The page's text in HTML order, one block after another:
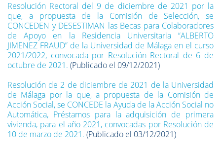
Resolución Rectoral del 9 de diciembre de 2021 por la
que, a propuesta de la Comisión de Selección, se
CONCEDEN y DESESTIMAN las Becas para Colaboradores
de Apoyo en la Residencia Universitaria “ALBERTO
JIMENEZ FRAUD” de la Universidad de Málaga en el curso
2021/2022, convocada por Resolución Rectoral de 6 de
octubre de 2021. (Publicado el 09/12/2021)
Resolución de 2 de diciembre de 2021 de la Universidad
de Málaga por la que, a propuesta de la Comisión de
Acción Social, se CONCEDE la Ayuda de la Acción Social no
Automática, Préstamos para la adquisición de primera
vivienda, para el año 2021, convocadas por Resolución de
10 de marzo de 2021. (Publicado el 03/12/2021)